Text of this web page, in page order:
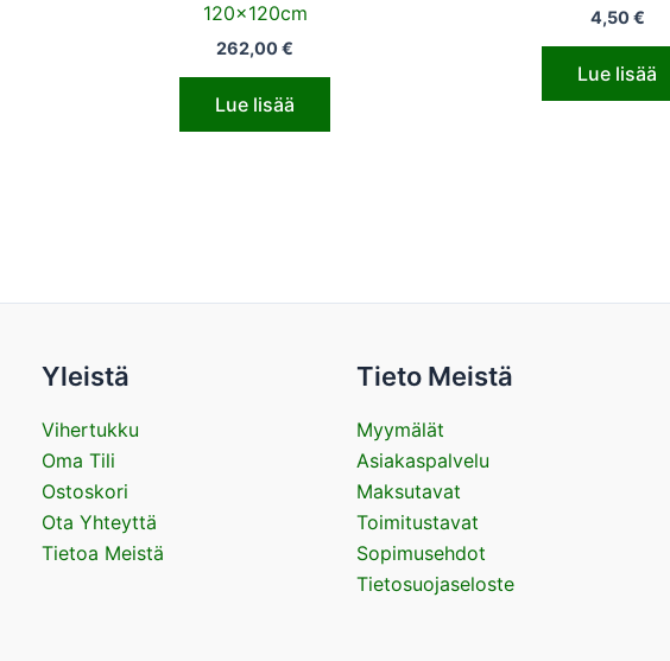
120x120cm
262,00€
Lue lisää
4,50€
Lue lisää
Yleistä
Vihertukku
Oma Tili
Ostoskori
Ota Yhteyttä
Tietoa Meistä
Tieto Meistä
Myymälät
Asiakaspalvelu
Maksutavat
Toimitustavat
Sopimusehdot
Tietosuojaseloste